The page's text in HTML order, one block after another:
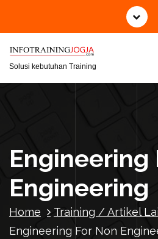
i
Solusi kebutuhan Training
Engineering
Engineering
Home
Training / Artikel
Engineering For Non